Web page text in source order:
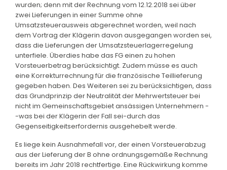
wurden; denn mit der Rechnung vom 12.12.2018 sei über
zwei Lieferungen in einer Summe ohne
Umsatzsteuerausweis abgerechnet worden, weil nach
dem Vortrag der Klägerin davon ausgegangen worden sei,
dass die Lieferungen der Umsatzsteuerlagerregelung
unterfiele. Überdies habe das FG einen zu hohen
Vorsteuerbetrag berücksichtigt. Zudem müsse es auch
eine Korrekturrechnung für die französische Teillieferung
gegeben haben. Des Weiteren sei zu berücksichtigen, dass
das Grundprinzip der Neutralität der Mehrwertsteuer bei
nicht im Gemeinschaftsgebiet ansässigen Unternehmern -
-was bei der Klägerin der Fall sei-durch das
Gegenseitigkeitserfordernis ausgehebelt werde.
Es liege kein Ausnahmefall vor, der einen Vorsteuerabzug
aus der Lieferung der B ohne ordnungsgemäße Rechnung
bereits im Jahr 2018 rechtfertige. Eine Rückwirkung komme